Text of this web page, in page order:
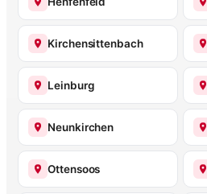
Kirchensittenbach
Leinburg
Neunkirchen
Ottensoos